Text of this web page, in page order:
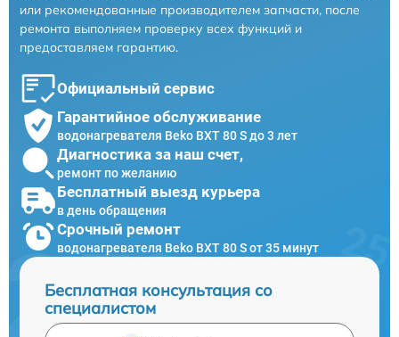
или рекомендованные производителем запчасти, после
ремонта выполняем проверку всех функций и
предоставляем гарантию.
Официальный сервис
Гарантийное обслуживание
водонагревателя Beko BXT 80 S до 3 лет
Диагностика за наш счет,
ремонт по желанию
Бесплатный выезд курьера
в день обращения
Срочный ремонт
водонагревателя Beko BXT 80 S от 35 минут
Бесплатная консультация со
специалистом